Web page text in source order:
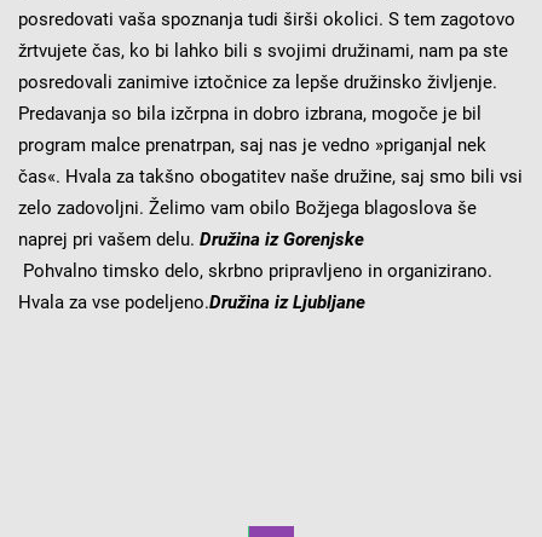
posredovati vaša spoznanja tudi širši okolici. S tem zagotovo
žrtvujete čas, ko bi lahko bili s svojimi družinami, nam pa ste
posredovali zanimive iztočnice za lepše družinsko življenje.
Predavanja so bila izčrpna in dobro izbrana, mogoče je bil
program malce prenatrpan, saj nas je vedno »priganjal nek
čas«. Hvala za takšno obogatitev naše družine, saj smo bili vsi
zelo zadovoljni. Želimo vam obilo Božjega blagoslova še
naprej pri vašem delu. Družina iz Gorenjske
Pohvalno timsko delo, skrbno pripravljeno in organizirano.
Hvala za vse podeljeno.Družina iz Ljubljane